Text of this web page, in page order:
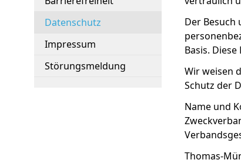
Datenschutz
Impressum
Störungsmeldung
Der Besuch
Basis.
Wir weisen
Schutz der
Name und
Thomas-